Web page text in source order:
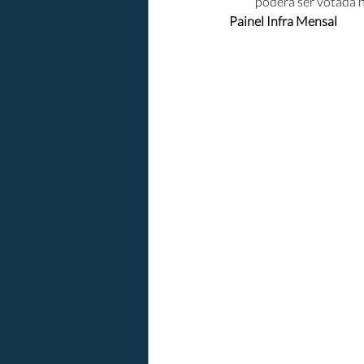
Painel Infra Mensal